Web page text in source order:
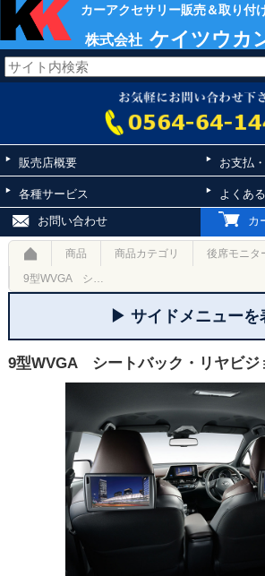
カーアクセサリー販売＆取り付
株式会社 ケイツウカ
販売店概要 お支払
各種サービス
よくあ
お問い合わせ
カ
商品 商品カテゴリ
後席モニタ
9型WVGA シートバック・リヤビジョン(二台パック)
▶ サイドメニューを
9型WVGA シートバック・リヤビジ